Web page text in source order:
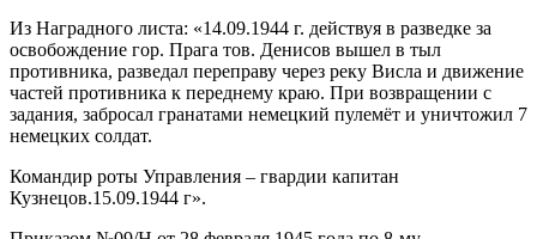
Из Наградного листа: «14.09.1944 г. действуя в разведке за
освобождение гор. Прага тов. Денисов вышел в тыл
противника, разведал переправу через реку Висла и движение
частей противника к переднему краю. При возвращении с
задания, забросал гранатами немецкий пулемёт и уничтожил 7
немецких солдат.
Командир роты Управления – гвардии капитан
Кузнецов.15.09.1944 г».